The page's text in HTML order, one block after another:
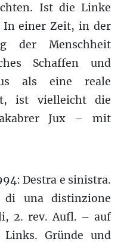
Ist die Linke
In einer Zeit, in der
der Menschheit
Schaffen und
als eine reale
ist vielleicht die
Jux – mit
Destra e sinistra.
una distinzione
2. rev. Aufl. – auf
Links. Gründe und